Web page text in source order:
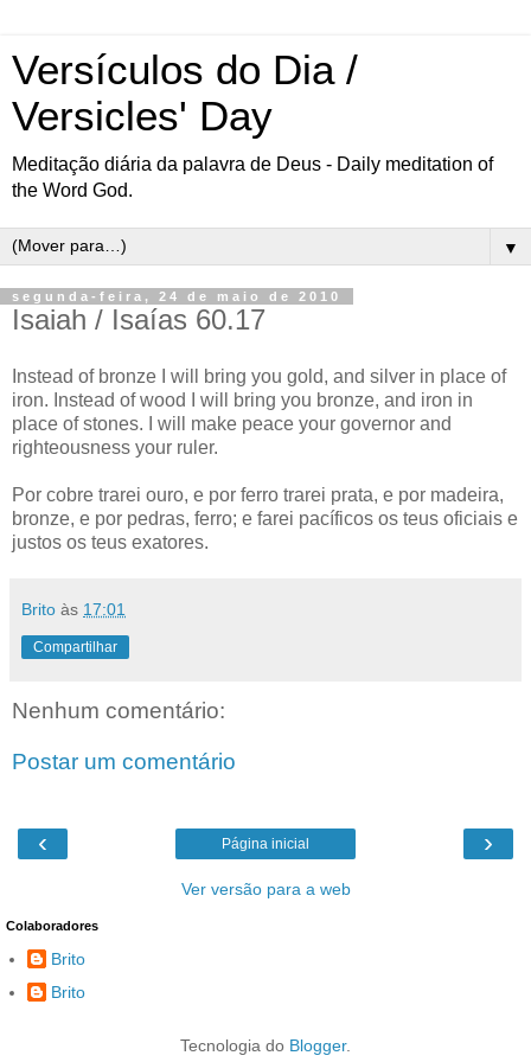
Versículos do Dia /
Versicles' Day
Meditação diária da palavra de Deus - Daily meditation of
the Word God.
▼
segunda-feira, 24 de maio de 2010
Isaiah / Isaías 60.17
Instead of bronze I will bring you gold, and silver in place of
iron. Instead of wood I will bring you bronze, and iron in
place of stones. I will make peace your governor and
righteousness your ruler.
Por cobre trarei ouro, e por ferro trarei prata, e por madeira,
bronze, e por pedras, ferro; e farei pacíficos os teus oficiais e
justos os teus exatores.
Brito às 17:01
Compartilhar
Nenhum comentário:
Postar um comentário
‹ ›
Página inicial
Ver versão para a web
Colaboradores
Brito
Brito
Tecnologia do Blogger.